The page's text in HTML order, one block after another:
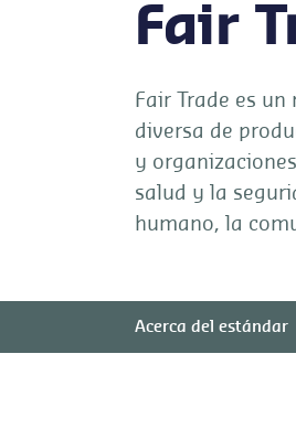
Fair
Fair Trade es
diversa de
y
salud y la
humano, la
Acerca del estándar